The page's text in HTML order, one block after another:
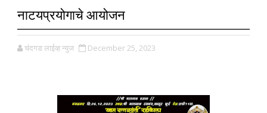
नाटयप्रयोगाचे आयोजन
चंदगड लाईव्ह न्युज December 25, 2023